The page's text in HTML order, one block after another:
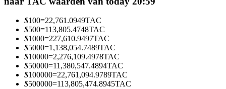
$100=22,761.0949TAC
$500=113,805.4748TAC
$1000=227,610.9497TAC
$5000=1,138,054.7489TAC
$10000=2,276,109.4978TAC
$50000=11,380,547.4894TAC
$100000=22,761,094.9789TAC
$500000=113,805,474.8945TAC